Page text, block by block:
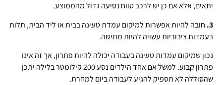
יתאים, אלא אם כן יש לרכב טווח נסיעה גדול מהממוצע.
3. חובה להיות אפשרות למיקום עמדת טעינה בבית או ליד הבית, תלות
בעמדות ציבוריות עשויה להיות מתישה.
נכון שמיקום עמדות טעינה בעבודה יכולה להיות פתרון, אך זה אינו
פתרון קבוע. למשל אם אחד הילדים נסע 200 קילומטר בלילה יתכן
שהסוללה לא תספיק להגיע לעבודה ביום למחרת.